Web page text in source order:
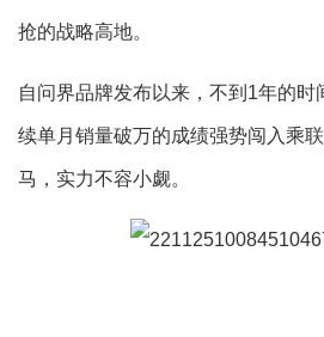
抢的战略高地。
自问界品牌发布以来，不到1年的
续单月销量破万的成绩强势闯入乘
马，实力不容小觑。